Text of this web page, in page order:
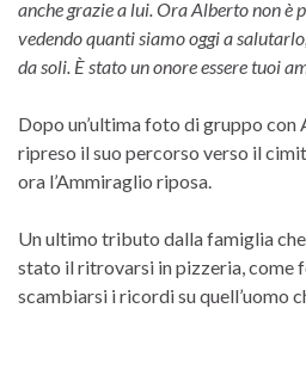
anche grazie a lui. Ora Alberto non è
vedendo quanti siamo oggi a
da soli. È stato un onore essere tuoi
Dopo un’ultima foto di gruppo
ripreso il suo percorso verso il
ora l’Ammiraglio riposa.
Un ultimo tributo dalla famiglia
stato il ritrovarsi in pizzeria, come
scambiarsi i ricordi su quell’uomo